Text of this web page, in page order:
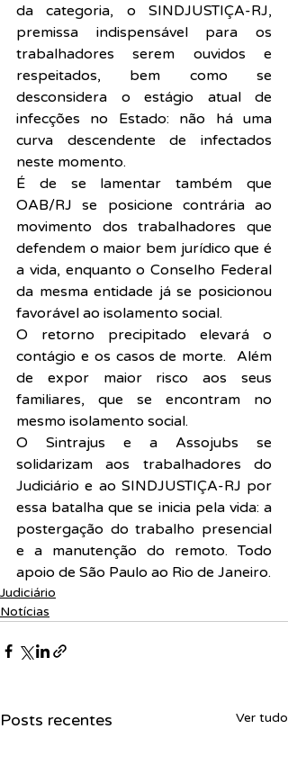
da categoria, o SINDJUSTIÇA-RJ,
premissa indispensável para os
trabalhadores serem ouvidos e
respeitados, bem como se
desconsidera o estágio atual de
infecções no Estado: não há uma
curva descendente de infectados
neste momento.
É de se lamentar também que
OAB/RJ se posicione contrária ao
movimento dos trabalhadores que
defendem o maior bem jurídico que é
a vida, enquanto o Conselho Federal
da mesma entidade já se posicionou
favorável ao isolamento social.
O retorno precipitado elevará o
contágio e os casos de morte.  Além
de expor maior risco aos seus
familiares, que se encontram no
mesmo isolamento social.
O Sintrajus e a Assojubs se
solidarizam aos trabalhadores do
Judiciário e ao SINDJUSTIÇA-RJ por
essa batalha que se inicia pela vida: a
postergação do trabalho presencial
e a manutenção do remoto. Todo
apoio de São Paulo ao Rio de Janeiro.
Judiciário
Notícias
Posts recentes Ver tudo